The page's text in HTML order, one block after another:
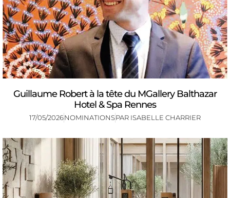
Guillaume Robert à la tête du MGallery Balthazar
Hotel & Spa Rennes
17/05/2026NOMINATIONSPAR ISABELLE CHARRIER